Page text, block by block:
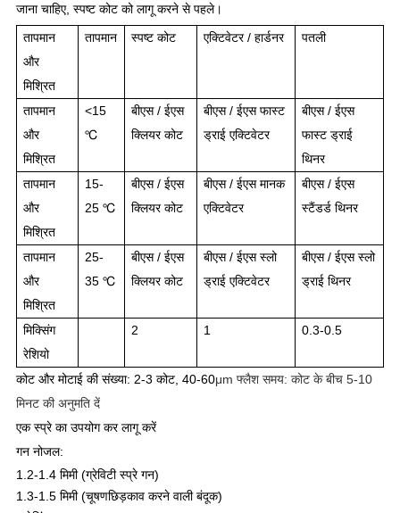
जाना चाहिए, स्पष्ट कोट को लागू करने से पहले।
तापमान
और
मिश्रित
तापमान स्पष्ट कोट एक्टिवेटर / हार्डनर पतली
तापमान
और
मिश्रित
<15
℃
बीएस / ईएस
क्लियर कोट
बीएस / ईएस फास्ट
ड्राई एक्टिवेटर
बीएस / ईएस
फास्ट ड्राई
थिनर
तापमान
और
मिश्रित
15-
25 ℃
बीएस / ईएस
क्लियर कोट
बीएस / ईएस मानक
एक्टिवेटर
बीएस / ईएस
स्टैंडर्ड थिनर
तापमान
और
मिश्रित
25-
35 ℃
बीएस / ईएस
क्लियर कोट
बीएस / ईएस स्लो
ड्राई एक्टिवेटर
बीएस / ईएस स्लो
ड्राई थिनर
मिक्सिंग
रेशियो
2 1 0.3-0.5
कोट और मोटाई की संख्या: 2-3 कोट, 40-60μm फ्लैश समय: कोट के बीच 5-10
मिनट की अनुमति दें
एक स्प्रे का उपयोग कर लागू करें
गन नोजल:
1.2-1.4 मिमी (ग्रेविटी स्प्रे गन)
1.3-1.5 मिमी (चूषणछिड़काव करने वाली बंदूक)